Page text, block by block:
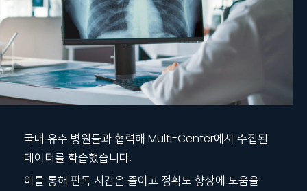
국내 유수 병원들과 협력해 Multi-Center에서 수집된
데이터를 학습했습니다.
이를 통해 판독 시간은 줄이고 정확도 향상에 도움을